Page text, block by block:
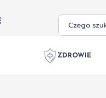
ZDROWIE